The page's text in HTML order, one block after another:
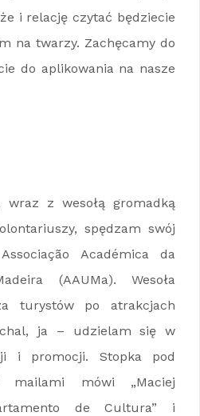
i relację czytać będziecie
na twarzy. Zachęcamy do
do aplikowania na nasze
wraz z wesołą gromadką
spędzam swój
Académica da
(AAUMa). Wesoła
turystów po atrakcjach
ja – udzielam się w
i promocji. Stopka pod
mailami mówi „Maciej
de Cultura” i